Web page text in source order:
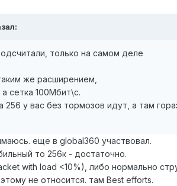
только на самом деле
же расширением,
сетка 100Мбит\с.
у вас без тормозов идут, а там
еще в global360 участвовал.
то 256к - достаточно.
with load <10%), либо нормально
не относится. там Best efforts.